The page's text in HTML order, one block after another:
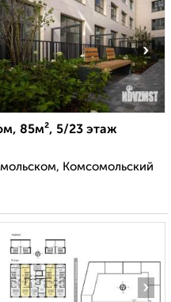
›
85м², 5/23 этаж
Комсомольский
›